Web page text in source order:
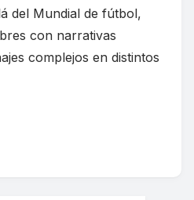
del Mundial de fútbol,
con narrativas
complejos en distintos